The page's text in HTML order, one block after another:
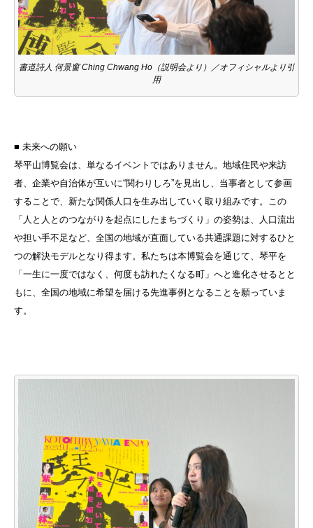
書道詩人 何景窗 Ching Chwang Ho（説明会より）／オフィシャルより引
用
■ 未来への願い
琴平山博覧会は、単なるイベントではありません。地域住民や来訪
者、企業や自治体が互いに“関わりしろ”を見出し、当事者として参画
することで、新たな関係人口を生み出していく取り組みです。この
「人と人とのつながりを起点にしたまちづくり」の姿勢は、人口流出
や担い手不足など、全国の地域が直面している共通課題に対するひと
つの解決モデルとなり得ます。私たちは本博覧会を通じて、琴平を
「一生に一度ではなく、何度も訪れたくなる町」へと進化させるとと
もに、全国の地域に希望を届ける先進事例となることを願っていま
す。